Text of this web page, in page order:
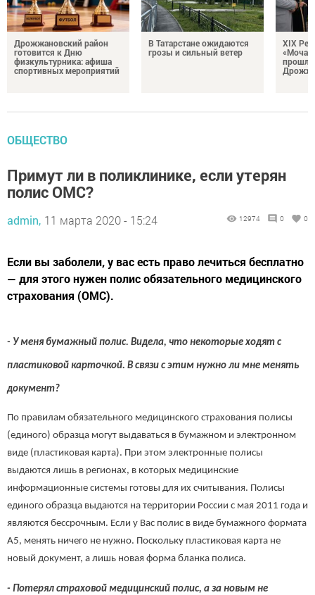
Дрожжановский район
готовится к Дню
физкультурника: афиша
спортивных мероприятий
В Татарстане ожидаются
грозы и сильный ветер
XIX
ОБЩЕСТВО
Примут ли в поликлинике, если утерян
полис ОМС?
admin, 11 марта 2020 - 15:24 12974 0 0
Если вы заболели, у вас есть право лечиться бесплатно
— для этого нужен полис обязательного медицинского
страхования (ОМС).
- У меня бумажный полис. Видела, что некоторые ходят с
пластиковой карточкой. В связи с этим нужно ли мне менять
документ?
По правилам обязательного медицинского страхования полисы
(единого) образца могут выдаваться в бумажном и электронном
виде (пластиковая карта). При этом электронные полисы
выдаются лишь в регионах, в которых медицинские
информационные системы готовы для их считывания. Полисы
единого образца выдаются на территории России с мая 2011 года и
являются бессрочным. Если у Вас полис в виде бумажного формата
А5, менять ничего не нужно. Поскольку пластиковая карта не
новый документ, а лишь новая форма бланка полиса.
- Потерял страховой медицинский полис, а за новым не